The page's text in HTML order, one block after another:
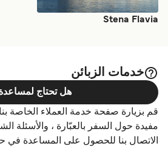
Stena Flavia
خدمات الزبائن
قم بزيارة صفحة خدمة العملاء الخاصة
مفيدة حول السفر بالعبّارة ، والأسئلة
الاتصال بنا للحصول على المساعدة في
هل تحتاج